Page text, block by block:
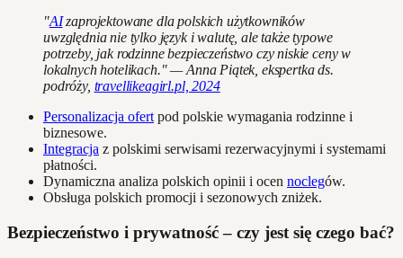
"AIzaprojektowane dla polskich użytkowników
uwzględnia nie tylko język i walutę, ale także typowe
potrzeby, jak rodzinne bezpieczeństwo czy niskie ceny w
lokalnych hotelikach." — Anna Piątek, ekspertka ds.
podróży, travellikeagirl.pl, 2024
Personalizacja ofert pod polskie wymagania rodzinne i
biznesowe.
Integracja z polskimi serwisami rezerwacyjnymi i systemami
płatności.
Dynamiczna analiza polskich opinii i ocen noclegów.
Obsługa polskich promocji i sezonowych zniżek.
Bezpieczeństwo i prywatność – czy jest się czego bać?